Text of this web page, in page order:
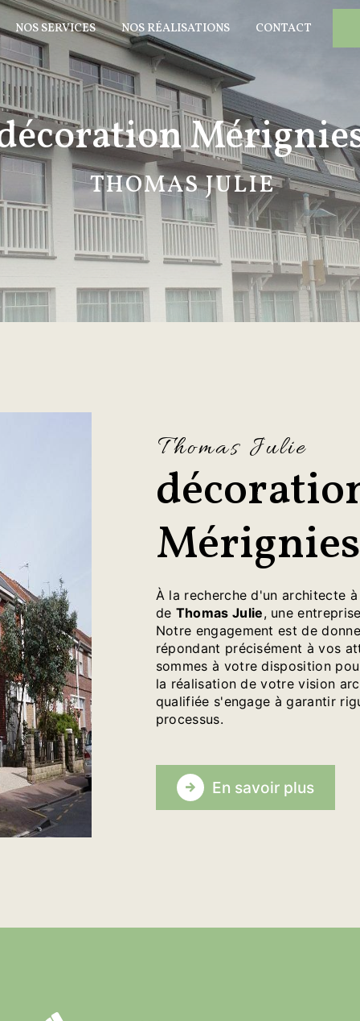
NOS SERVICES NOS RÉALISATIONS CONTACT
THOMAS JULIE
Thomas Julie
Mérignies
À la recherche d'un architecte
de Thomas Julie, une
Notre engagement est de
répondant précisément à vos
sommes à votre disposition
la réalisation de votre vision
qualifiée s'engage à garantir
processus.
En savoir plus